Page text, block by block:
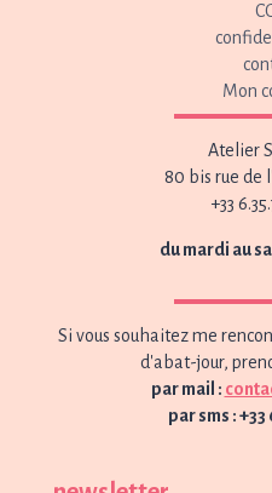
Mon
Atelier
80 bis rue de
+33
du mardi au
Si vous souhaitez me
d'abat-jour,
par mail :
par sms :